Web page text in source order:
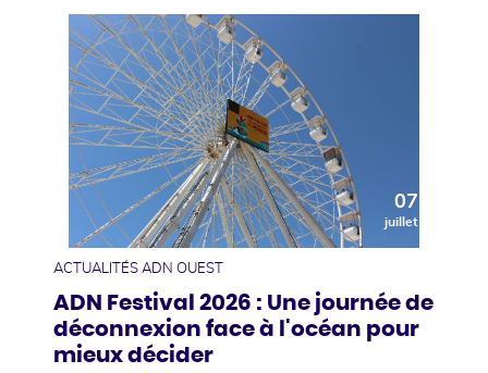
07
juillet
ACTUALITÉS ADN OUEST
ADN Festival 2026 : Une journée de
déconnexion face à l'océan pour
mieux décider